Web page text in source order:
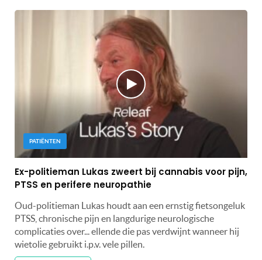
PATIËNTEN
Ex-politieman Lukas zweert bij cannabis voor pijn,
PTSS en perifere neuropathie
Oud-politieman Lukas houdt aan een ernstig fietsongeluk
PTSS, chronische pijn en langdurige neurologische
complicaties over... ellende die pas verdwijnt wanneer hij
wietolie gebruikt i.p.v. vele pillen.